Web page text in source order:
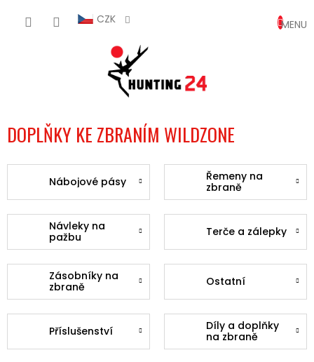
CZK
KOŠÍK
DOPLŇKY KE ZBRANÍM WILDZONE
Nábojové pásy
Řemeny na
zbraně
Návleky na
pažbu
Terče a zálepky
Zásobníky na
zbraně
Ostatní
Příslušenství
Díly a doplňky
na zbraně